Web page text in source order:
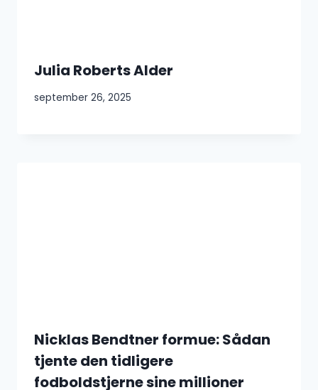
Julia Roberts Alder
september 26, 2025
Nicklas Bendtner formue: Sådan
tjente den tidligere
fodboldstjerne sine millioner